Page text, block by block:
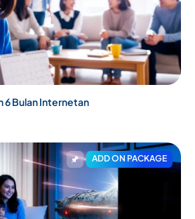
6 Bulan Internetan
ADD ON PACKAGE